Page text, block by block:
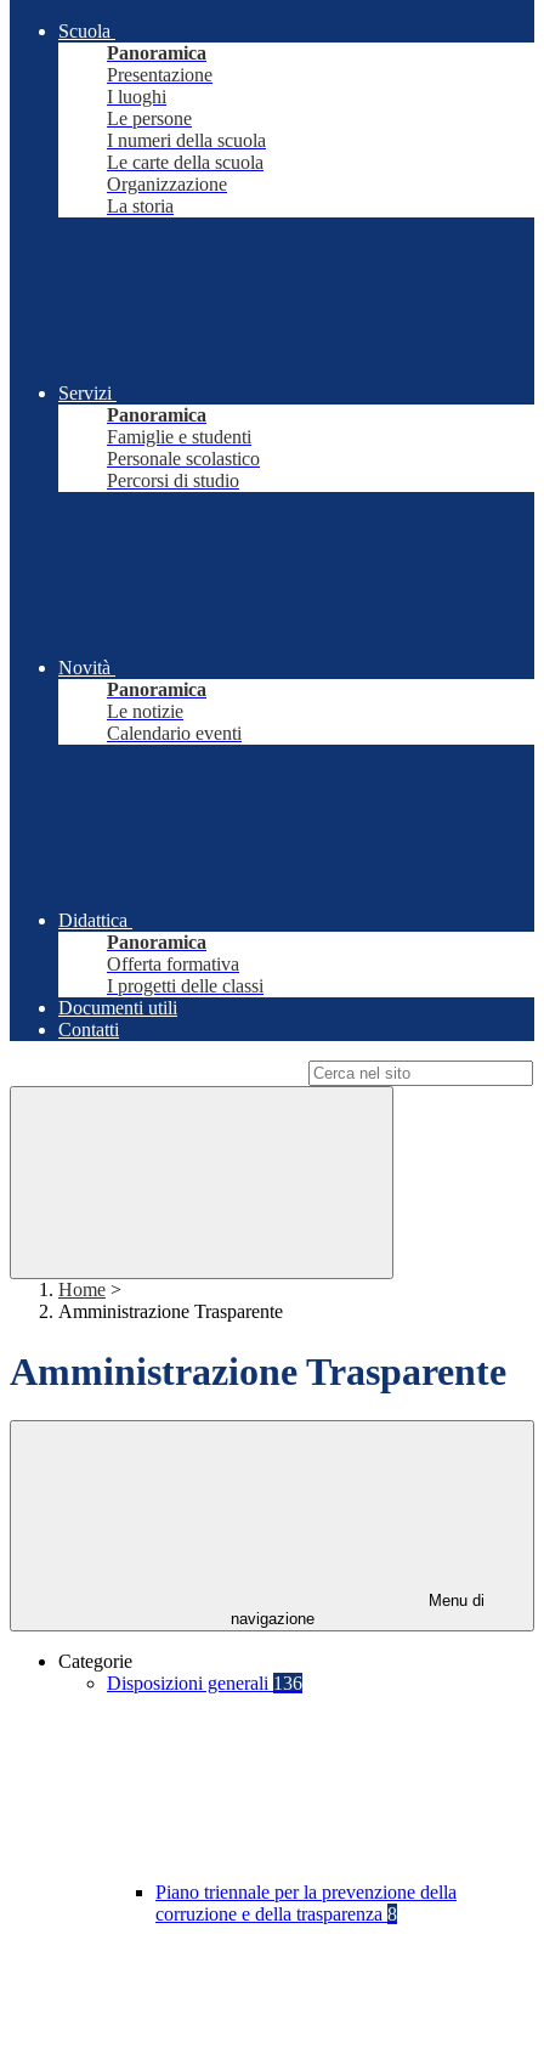
Scuola
Panoramica
Presentazione
I luoghi
Le persone
I numeri della scuola
Le carte della scuola
Organizzazione
La storia
Servizi
Panoramica
Famiglie e studenti
Personale scolastico
Percorsi di studio
Novità
Panoramica
Le notizie
Calendario eventi
Didattica
Panoramica
Offerta formativa
I progetti delle classi
Documenti utili
Contatti
Home >
Amministrazione Trasparente
Amministrazione Trasparente
Menu di
navigazione
Categorie
Disposizioni generali 136
Piano triennale per la prevenzione della
corruzione e della trasparenza 8